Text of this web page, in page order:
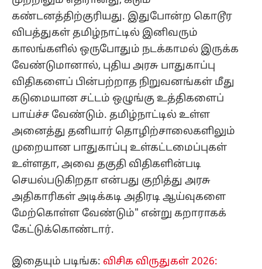
கண்டனத்திற்குரியது. இதுபோன்ற கொடூர
விபத்துகள் தமிழ்நாட்டில் இனிவரும்
காலங்களில் ஒருபோதும் நடக்காமல் இருக்க
வேண்டுமானால், புதிய அரசு பாதுகாப்பு
விதிகளைப் பின்பற்றாத நிறுவனங்கள் மீது
கடுமையான சட்டம் ஒழுங்கு உத்திகளைப்
பாய்ச்ச வேண்டும். தமிழ்நாட்டில் உள்ள
அனைத்து தனியார் தொழிற்சாலைகளிலும்
முறையான பாதுகாப்பு உள்கட்டமைப்புகள்
உள்ளதா, அவை தகுதி விதிகளின்படி
செயல்படுகிறதா என்பது குறித்து அரசு
அதிகாரிகள் அடிக்கடி அதிரடி ஆய்வுகளை
மேற்கொள்ள வேண்டும்" என்று கறாராகக்
கேட்டுக்கொண்டார்.
இதையும் படிங்க: விசிக விருதுகள் 2026: